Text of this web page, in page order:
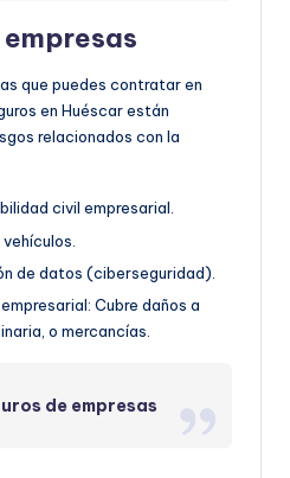
que puedes contratar en
en Huéscar están
relacionados con la
civil empresarial.
de datos (ciberseguridad).
Cubre daños a
o mercancías.
de empresas